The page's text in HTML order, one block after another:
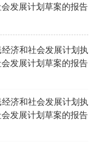
发展计划草案的报告
济和社会发展计划执
发展计划草案的报告
济和社会发展计划执
发展计划草案的报告